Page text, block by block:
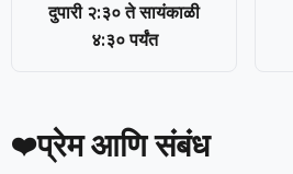
दुपारी २:३० ते सायंकाळी
४:३० पर्यंत
❤️प्रेम आणि संबंध